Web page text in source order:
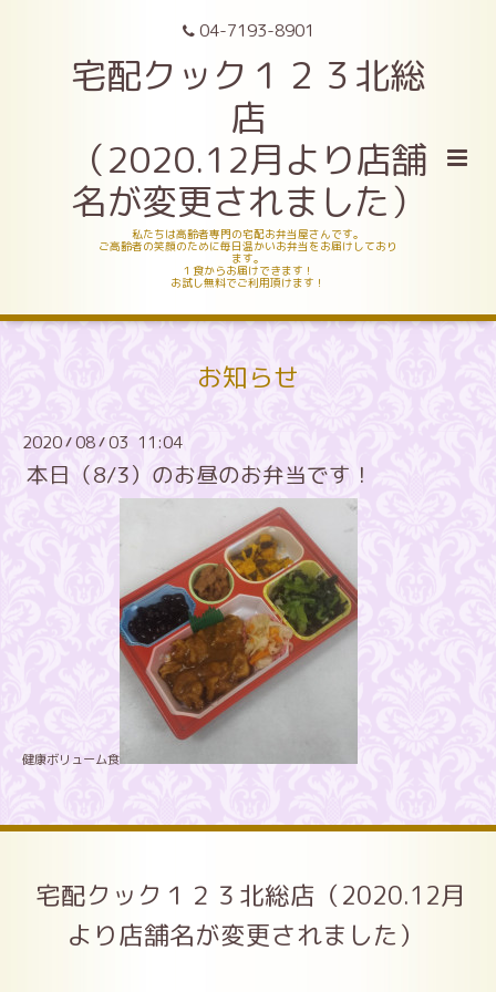
04-7193-8901
宅配クック１２３北総
店
（2020.12月より店舗
名が変更されました）
私たちは高齢者専門の宅配お弁当屋さんです。
ご高齢者の笑顔のために毎日温かいお弁当をお届けしており
ます。
１食からお届けできます！
お試し無料でご利用頂けます！
お知らせ
2020/08/03 11:04
本日（8/3）のお昼のお弁当です！
健康ボリューム食
宅配クック１２３北総店（2020.12月
より店舗名が変更されました）